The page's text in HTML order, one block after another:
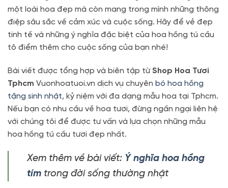
một loài hoa đẹp mà còn mang trong mình những thông
điệp sâu sắc về cảm xúc và cuộc sống. Hãy để vẻ đẹp
tinh tế và những ý nghĩa đặc biệt của hoa hồng tú cầu
tô điểm thêm cho cuộc sống của bạn nhé!
Bài viết được tổng hợp và biên tập từShop Hoa Tươi
Tphcm Vuonhoatuoi.vn dịch vụ chuyên bó hoa hồng
tặng sinh nhật, kỷ niệm với đa dạng mẫu hoa tại Tphcm.
Nếu bạn có nhu cầu về hoa tươi, đừng ngần ngại liên hệ
với chúng tôi để được tư vấn và lựa chọn những mẫu
hoa hồng tú cầu tươi đẹp nhất.
Xem thêm về bài viết: Ý nghĩa hoa hồng
tím trong đời sống thường nhật